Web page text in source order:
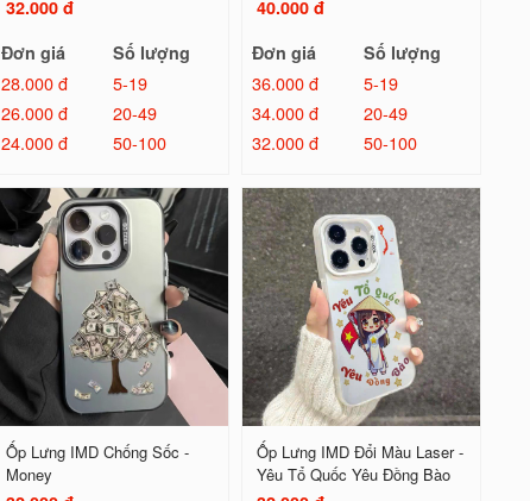
32.000 đ
Đơn giá
Số lượng
28.000 đ
5-19
26.000 đ
20-49
24.000 đ
50-100
40.000 đ
Đơn giá
Số lượng
36.000 đ
5-19
34.000 đ
20-49
32.000 đ
50-100
Ốp Lưng IMD Chống Sốc -
Money
Ốp Lưng IMD Đổi Màu Laser -
Yêu Tổ Quốc Yêu Đồng Bào